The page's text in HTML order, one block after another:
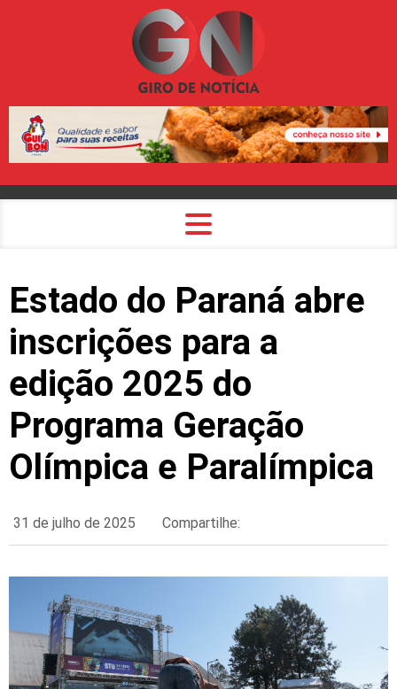
Estado do Paraná abre
inscrições para a
edição 2025 do
Programa Geração
Olímpica e Paralímpica
31 de julho de 2025 Compartilhe: